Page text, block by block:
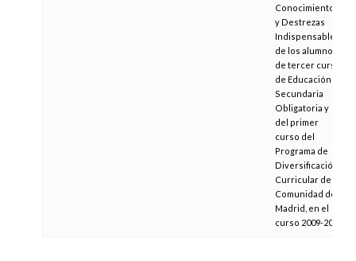
Conocimientos
y Destrezas
Indispensables
de los alumnos
de tercer curso
de Educación
Secundaria
Obligatoria y
del primer
curso del
Programa de
Diversificación
Curricular de la
Comunidad de
Madrid, en el
curso 2009-2010